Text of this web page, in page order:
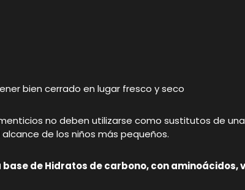
bien cerrado en lugar fresco y seco
no deben utilizarse como sustitutos de
de los niños más pequeños.
de Hidratos de carbono, con